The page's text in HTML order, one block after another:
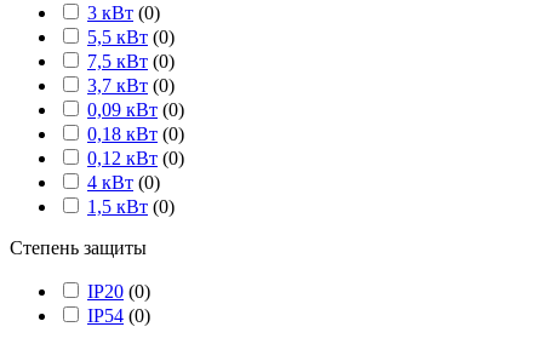
3 кВт (0)
5,5 кВт (0)
7,5 кВт (0)
3,7 кВт (0)
0,09 кВт (0)
0,18 кВт (0)
0,12 кВт (0)
4 кВт (0)
1,5 кВт (0)
Степень защиты
IP20 (0)
IP54 (0)